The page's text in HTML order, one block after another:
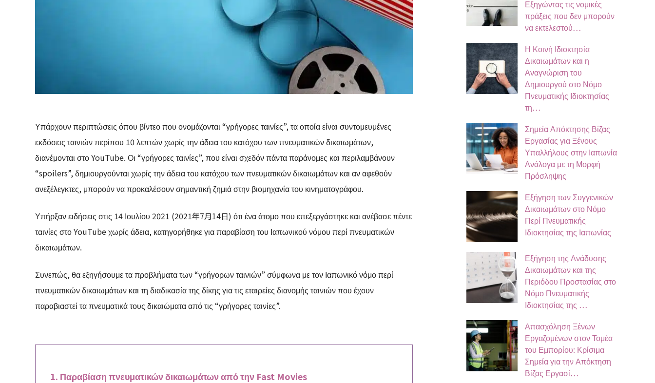
Υπάρχουν περιπτώσεις όπου βίντεο που ονομάζονται “γρήγορες ταινίες”, τα οποία είναι συντομευμένες
εκδόσεις ταινιών περίπου 10 λεπτών χωρίς την άδεια του κατόχου των πνευματικών δικαιωμάτων,
διανέμονται στο YouTube. Οι “γρήγορες ταινίες”, που είναι σχεδόν πάντα παράνομες και περιλαμβάνουν
“spoilers”, δημιουργούνται χωρίς την άδεια του κατόχου των πνευματικών δικαιωμάτων και αν αφεθούν
ανεξέλεγκτες, μπορούν να προκαλέσουν σημαντική ζημιά στην βιομηχανία του κινηματογράφου.
Υπήρξαν ειδήσεις στις 14 Ιουλίου 2021 (2021年7月14日) ότι ένα άτομο που επεξεργάστηκε και ανέβασε πέντε
ταινίες στο YouTube χωρίς άδεια, κατηγορήθηκε για παραβίαση του Ιαπωνικού νόμου περί πνευματικών
δικαιωμάτων.
Συνεπώς, θα εξηγήσουμε τα προβλήματα των “γρήγορων ταινιών” σύμφωνα με τον Ιαπωνικό νόμο περί
πνευματικών δικαιωμάτων και τη διαδικασία της δίκης για τις εταιρείες διανομής ταινιών που έχουν
παραβιαστεί τα πνευματικά τους δικαιώματα από τις “γρήγορες ταινίες”.
Παραβίαση πνευματικών δικαιωμάτων από την Fast Movies
Εξηγώντας τις νομικές
πράξεις που δεν μπορούν
να εκτελεστού…
Η Κοινή Ιδιοκτησία
Δικαιωμάτων και η
Αναγνώριση του
Δημιουργού στο Νόμο
Πνευματικής Ιδιοκτησίας
τη…
Σημεία Απόκτησης Βίζας
Εργασίας για Ξένους
Υπαλλήλους στην Ιαπωνία
Ανάλογα με τη Μορφή
Πρόσληψης
Εξήγηση των Συγγενικών
Δικαιωμάτων στο Νόμο
Περί Πνευματικής
Ιδιοκτησίας της Ιαπωνίας
Εξήγηση της Ανάδυσης
Δικαιωμάτων και της
Περιόδου Προστασίας στο
Νόμο Πνευματικής
Ιδιοκτησίας της …
Απασχόληση Ξένων
Εργαζομένων στον Τομέα
του Εμπορίου: Κρίσιμα
Σημεία για την Απόκτηση
Βίζας Εργασί…